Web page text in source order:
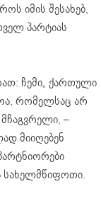
იმის შესახებ,
პარტიას
ჩემი„ ქართული
რომელსაც არ
–
მიიღებენ
სახელმწიფოთი.